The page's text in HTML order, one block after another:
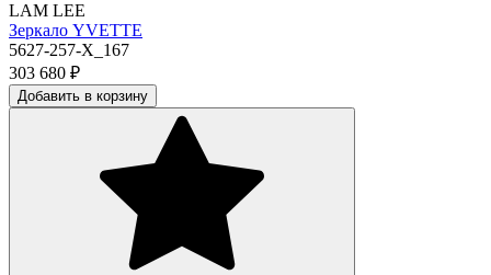
LAM LEE
Зеркало YVETTE
5627-257-X_167
303 680 ₽
Добавить в корзину